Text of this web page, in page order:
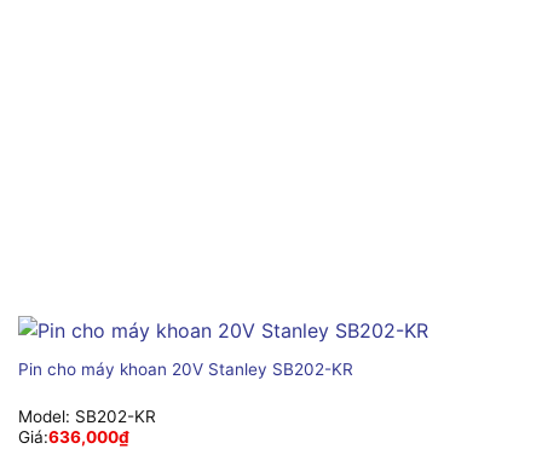
Pin cho máy khoan 20V Stanley SB202-KR
Model: SB202-KR
Giá:636,000₫